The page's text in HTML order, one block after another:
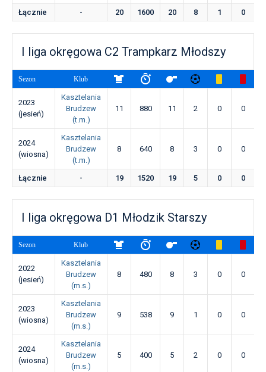
Łącznie - 20 1600 20 8 1 0
I liga okręgowa C2 Trampkarz Młodszy
Sezon Klub
2023
(jesień)
Kasztelania
Brudzew
(t.m.)
11 880 11 2 0 0
2024
(wiosna)
Kasztelania
Brudzew
(t.m.)
8 640 8 3 0 0
Łącznie - 19 1520 19 5 0 0
I liga okręgowa D1 Młodzik Starszy
Sezon Klub
2022
(jesień)
Kasztelania
Brudzew
(m.s.)
8 480 8 3 0 0
2023
(wiosna)
Kasztelania
Brudzew
(m.s.)
9 538 9 1 0 0
2024
(wiosna)
Kasztelania
Brudzew
(m.s.)
5 400 5 2 0 0